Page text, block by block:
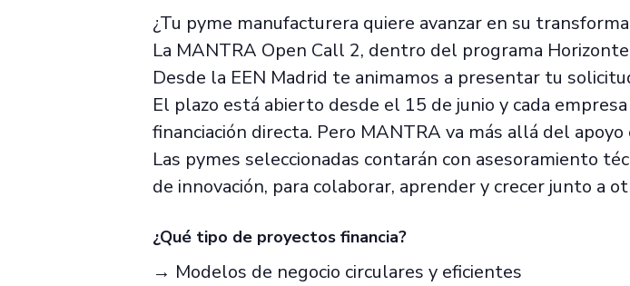
¿Tu pyme manufacturera quiere avanzar en su
La MANTRA Open Call 2, dentro del programa
Desde la EEN Madrid te animamos a presentar tu
El plazo está abierto desde el 15 de junio y cada
financiación directa. Pero MANTRA va más allá del apoyo
Las pymes seleccionadas contarán con asesoramiento
de innovación, para colaborar, aprender y crecer junto a
¿Qué tipo de proyectos financia?
→ Modelos de negocio circulares y eficientes